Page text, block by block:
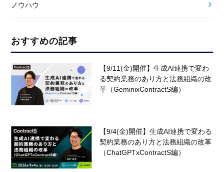
ノウハウ
おすすめの記事
【9/11(金)開催】生成AI連携で変わ
る契約業務のあり方と法務組織の改
革（GeminixContractS編）
【9/4(金)開催】生成AI連携で変わる
契約業務のあり方と法務組織の改革
（ChatGPTxContractS編）